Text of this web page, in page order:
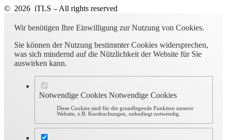
© 2026 iTLS – All rights reserved
Wir benötigen Ihre Einwilligung zur Nutzung von Cookies.
Sie können der Nutzung bestimmter Cookies widersprechen,
was sich mindernd auf die Nützlichkeit der Website für Sie
auswirken kann.
Notwendige Cookies Notwendige Cookies
Diese Cookies sind für die grundlegende Funktion unserer
Website, z.B. Kursbuchungen, unbedingt notwendig.